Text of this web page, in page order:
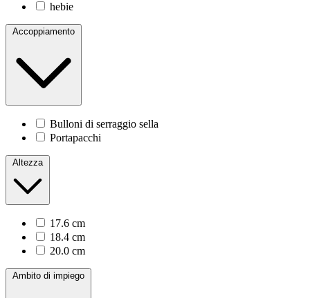
hebie
Accoppiamento
Bulloni di serraggio sella
Portapacchi
Altezza
17.6 cm
18.4 cm
20.0 cm
Ambito di impiego